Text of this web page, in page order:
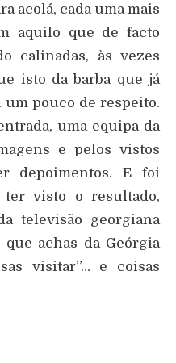
acolá, cada uma mais
aquilo que de facto
calinadas, às vezes
isto da barba que já
um pouco de respeito.
uma equipa da
e pelos vistos
depoimentos. E foi
visto o resultado,
televisão georgiana
achas da Geórgia
visitar”… e coisas